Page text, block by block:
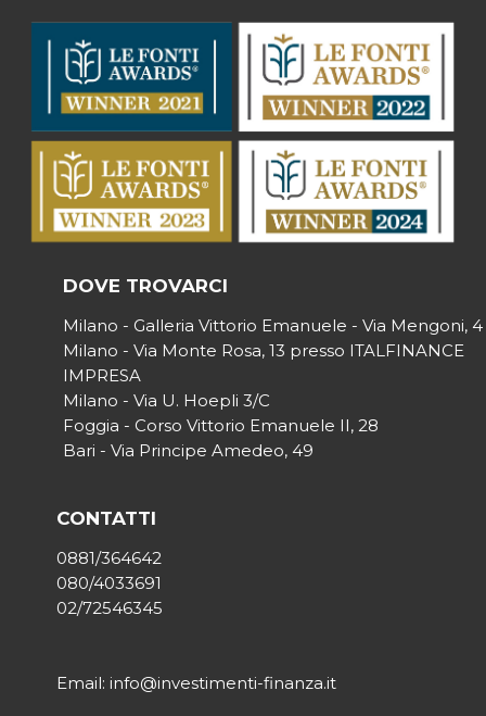
DOVE TROVARCI
Milano - Galleria Vittorio Emanuele - Via Mengoni, 4
Milano - Via Monte Rosa, 13 presso ITALFINANCE
IMPRESA
Milano - Via U. Hoepli 3/C
Foggia - Corso Vittorio Emanuele II, 28
Bari - Via Principe Amedeo, 49
CONTATTI
0881/364642
080/4033691
02/72546345
Email: info@investimenti-finanza.it